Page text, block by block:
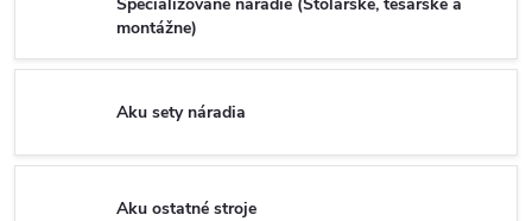
montážne)
Aku sety náradia
Aku ostatné stroje